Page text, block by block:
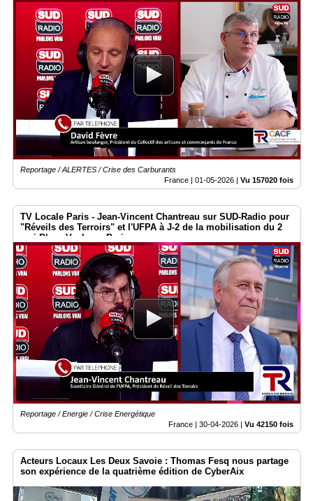
Reportage / ALERTES / Crise des Carburants
France | 01-05-2026 Vu 157020 fois
TV Locale Paris - Jean-Vincent Chantreau sur SUD-Radio pour
"Réveils des Terroirs" et l'UFPA à J-2 de la mobilisation du 2
mai Place Vauban - Paris
Reportage / Energie / Crise Energétique
France | 30-04-2026 | Vu 42150 fois
Acteurs Locaux Les Deux Savoie : Thomas Fesq nous partage
son expérience de la quatrième édition de CyberAix